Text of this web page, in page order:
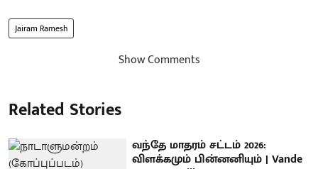
Jairam Ramesh
Show Comments
Related Stories
வந்தே மாதரம் சட்டம் 2026:
விளக்கமும் பின்னனியும் | Vande